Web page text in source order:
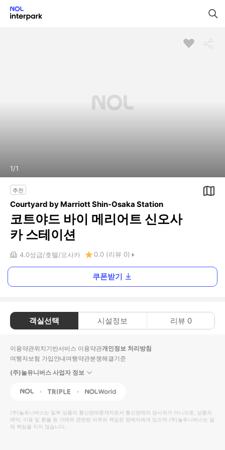
1/1
추천
Courtyard by Marriott Shin-Osaka Station
코트야드 바이 메리어트 신오사
카 스테이션
4.0성급 호텔 오사카 0.0 (리뷰 0)
쿠폰받기
객실선택 시설정보 리뷰 0
이용약관위치기반서비스 이용약관개인정보 처리방침
여행자보험 가입안내여행약관분쟁해결기준
(주)놀유니버스 사업자 정보
NOL Triple Interpark Global
(주)놀유니버스는 일부 상품의 통신판매중개자로서 통신판매의 당사자가 아니므로, 상품의
예약, 이용 및 환불 등 거래와 관련된 의무와 책임은 판매자에게 있으며 (주)놀유니버스는 일
체 책임을 지지 않습니다.